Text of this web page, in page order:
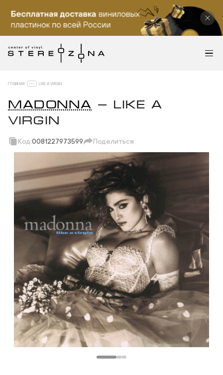
ГЛАВНАЯ LIKE A VIRGIN
MADONNA — LIKE A
VIRGIN
Код:0081227973599 Поделиться
Скопировать ссылку
Вотсап
Телеграм
Макс
ВКонтакте
Одноклассники